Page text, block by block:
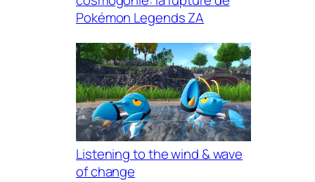
Pokémon Legends ZA
Listening to the wind & wave
of change